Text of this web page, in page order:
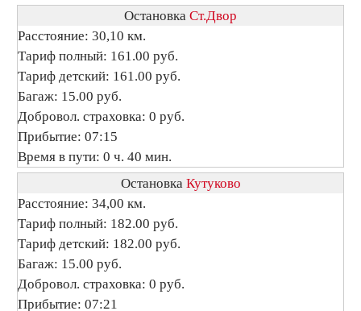
Остановка Ст.Двор
Расстояние: 30,10 км.
Тариф полный: 161.00 руб.
Тариф детский: 161.00 руб.
Багаж: 15.00 руб.
Добровол. страховка: 0 руб.
Прибытие: 07:15
Время в пути: 0 ч. 40 мин.
Остановка Кутуково
Расстояние: 34,00 км.
Тариф полный: 182.00 руб.
Тариф детский: 182.00 руб.
Багаж: 15.00 руб.
Добровол. страховка: 0 руб.
Прибытие: 07:21